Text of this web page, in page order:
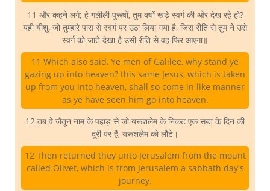
11 और कहने लगे; हे गलीली पुरूषों, तुम क्यों खड़े स्वर्ग की ओर देख रहे हो?
यही यीशु, जो तुम्हारे पास से स्वर्ग पर उठा लिया गया है, जिस रीति से तुम ने उसे
स्वर्ग को जाते देखा है उसी रीति से वह फिर आएगा॥
11 Which also said, Ye men of Galilee, why stand ye
gazing up into heaven? this same Jesus, which is taken
up from you into heaven, shall so come in like manner
as ye have seen him go into heaven.
12 तब वे जैतून नाम के पहाड़ से जो यरूशलेम के निकट एक सब्त के दिन की
दूरी पर है, यरूशलेम को लौटे।
12 Then returned they unto Jerusalem from the mount
called Olivet, which is from Jerusalem a sabbath day's
journey.